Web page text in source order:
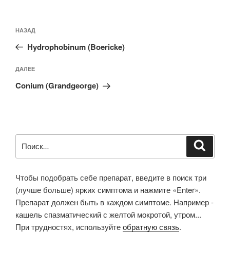
по
записям
Предыдущая
запись:
НАЗАД
Hydrophobinum (Boericke)
Следующая
запись
ДАЛЕЕ
Conium (Grandgeorge)
Чтобы подобрать себе препарат, введите в поиск три
(лучше больше) ярких симптома и нажмите «Enter».
Препарат должен быть в каждом симптоме. Например -
кашель спазматический с желтой мокротой, утром...
При трудностях, используйтеобратную связь.